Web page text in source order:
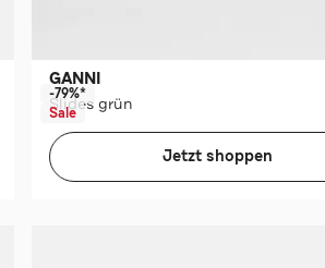
GANNI
Slides grün
-79%*
Sale
Jetzt shoppen